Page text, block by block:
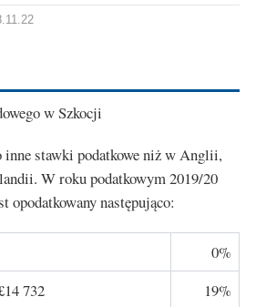
w Szkocji
stawki podatkowe niż w Anglii,
W roku podatkowym 2019/20
opodatkowany następująco:
0%
732
19%